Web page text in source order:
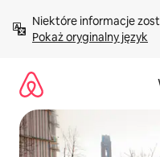
treści Pokaż oryginalny język